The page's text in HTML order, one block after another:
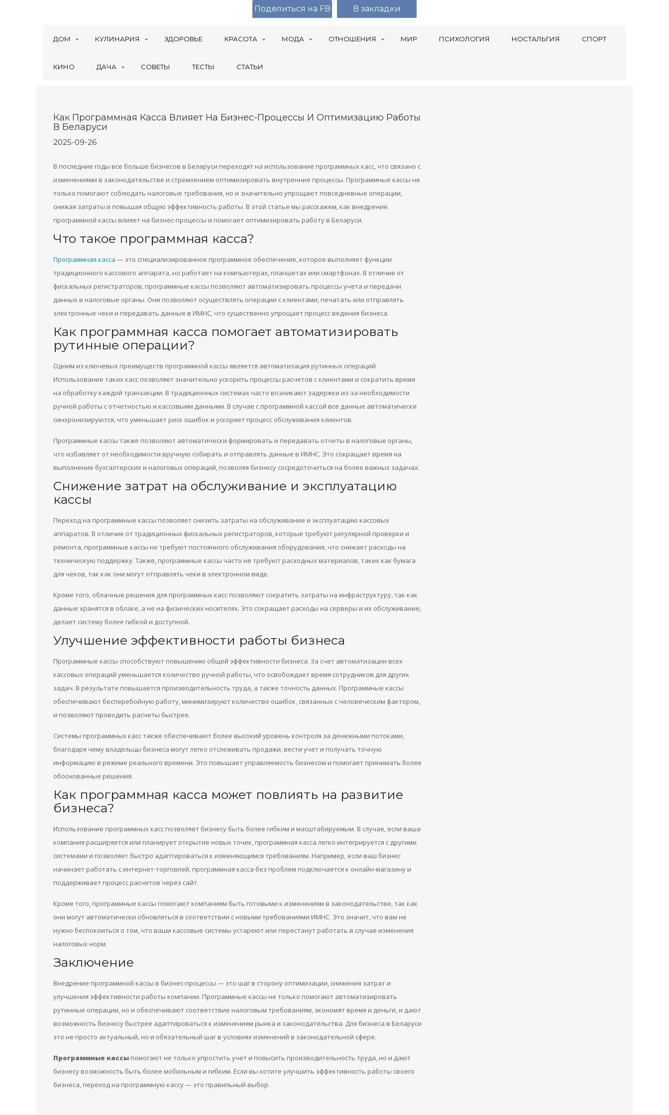
ДОМ КУЛИНАРИЯ ЗДОРОВЬЕ КРАСОТА МОДА ОТНОШЕНИЯ МИР ПСИХОЛОГИЯ НОСТАЛЬГИЯ СПОРТ
КИНО ДАЧА СОВЕТЫ ТЕСТЫ СТАТЬИ
Как Программная Касса Влияет На Бизнес-Процессы И Оптимизацию Работы
В Беларуси
2025-09-26
В последние годы все больше бизнесов в Беларуси переходят на использование программных касс, что связано с
изменениями в законодательстве и стремлением оптимизировать внутренние процессы. Программные кассы не
только помогают соблюдать налоговые требования, но и значительно упрощают повседневные операции,
снижая затраты и повышая общую эффективность работы. В этой статье мы расскажем, как внедрение
программной кассы влияет на бизнес-процессы и помогает оптимизировать работу в Беларуси.
Что такое программная касса?
Программная касса — это специализированное программное обеспечение, которое выполняет функции
традиционного кассового аппарата, но работает на компьютерах, планшетах или смартфонах. В отличие от
фискальных регистраторов, программные кассы позволяют автоматизировать процессы учета и передачи
данных в налоговые органы. Они позволяют осуществлять операции с клиентами, печатать или отправлять
электронные чеки и передавать данные в ИМНС, что существенно упрощает процесс ведения бизнеса.
Как программная касса помогает автоматизировать
рутинные операции?
Одним из ключевых преимуществ программной кассы является автоматизация рутинных операций.
Использование таких касс позволяет значительно ускорить процессы расчетов с клиентами и сократить время
на обработку каждой транзакции. В традиционных системах часто возникают задержки из-за необходимости
ручной работы с отчетностью и кассовыми данными. В случае с программной кассой все данные автоматически
синхронизируются, что уменьшает риск ошибок и ускоряет процесс обслуживания клиентов.
Программные кассы также позволяют автоматически формировать и передавать отчеты в налоговые органы,
что избавляет от необходимости вручную собирать и отправлять данные в ИМНС. Это сокращает время на
выполнение бухгалтерских и налоговых операций, позволяя бизнесу сосредоточиться на более важных задачах.
Снижение затрат на обслуживание и эксплуатацию
кассы
Переход на программные кассы позволяет снизить затраты на обслуживание и эксплуатацию кассовых
аппаратов. В отличие от традиционных фискальных регистраторов, которые требуют регулярной проверки и
ремонта, программные кассы не требуют постоянного обслуживания оборудования, что снижает расходы на
техническую поддержку. Также, программные кассы часто не требуют расходных материалов, таких как бумага
для чеков, так как они могут отправлять чеки в электронном виде.
Кроме того, облачные решения для программных касс позволяют сократить затраты на инфраструктуру, так как
данные хранятся в облаке, а не на физических носителях. Это сокращает расходы на серверы и их обслуживание,
делает систему более гибкой и доступной.
Улучшение эффективности работы бизнеса
Программные кассы способствуют повышению общей эффективности бизнеса. За счет автоматизации всех
кассовых операций уменьшается количество ручной работы, что освобождает время сотрудников для других
задач. В результате повышается производительность труда, а также точность данных. Программные кассы
обеспечивают бесперебойную работу, минимизируют количество ошибок, связанных с человеческим фактором,
и позволяют проводить расчеты быстрее.
Системы программных касс также обеспечивают более высокий уровень контроля за денежными потоками,
благодаря чему владельцы бизнеса могут легко отслеживать продажи, вести учет и получать точную
информацию в режиме реального времени. Это повышает управляемость бизнесом и помогает принимать более
обоснованные решения.
Как программная касса может повлиять на развитие
бизнеса?
Использование программных касс позволяет бизнесу быть более гибким и масштабируемым. В случае, если ваша
компания расширяется или планирует открытие новых точек, программная касса легко интегрируется с другими
системами и позволяет быстро адаптироваться к изменяющимся требованиям. Например, если ваш бизнес
начинает работать с интернет-торговлей, программная касса без проблем подключается к онлайн-магазину и
поддерживает процесс расчетов через сайт.
Кроме того, программные кассы помогают компаниям быть готовыми к изменениям в законодательстве, так как
они могут автоматически обновляться в соответствии с новыми требованиями ИМНС. Это значит, что вам не
нужно беспокоиться о том, что ваши кассовые системы устареют или перестанут работать в случае изменения
налоговых норм.
Заключение
Внедрение программной кассы в бизнес-процессы — это шаг в сторону оптимизации, снижения затрат и
улучшения эффективности работы компании. Программные кассы не только помогают автоматизировать
рутинные операции, но и обеспечивают соответствие налоговым требованиям, экономят время и деньги, и дают
возможность бизнесу быстрее адаптироваться к изменениям рынка и законодательства. Для бизнеса в Беларуси
это не просто актуальный, но и обязательный шаг в условиях изменений в законодательной сфере.
Программные кассы помогают не только упростить учет и повысить производительность труда, но и дают
бизнесу возможность быть более мобильным и гибким. Если вы хотите улучшить эффективность работы своего
бизнеса, переход на программную кассу — это правильный выбор.
Поделиться на FB В закладки